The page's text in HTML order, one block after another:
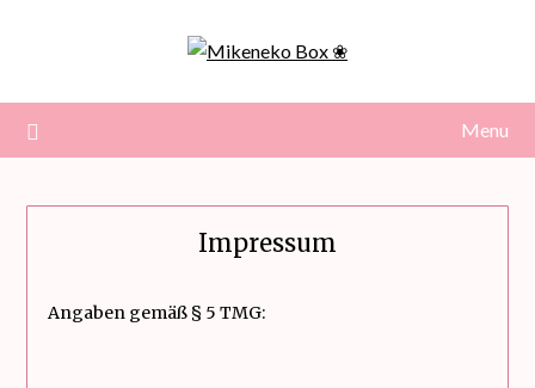
Menu
Impressum
Angaben gemäß § 5 TMG: